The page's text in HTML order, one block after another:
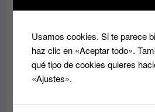
9.60€ -
Acondicionador reparador
Sealing Lotion 1L:
Usamos cookies. Si te parece
haz clic en «Aceptar todo».
qué tipo de cookies quieres
«Ajustes».